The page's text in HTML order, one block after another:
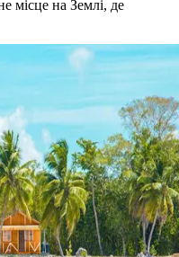
місце на Землі, де